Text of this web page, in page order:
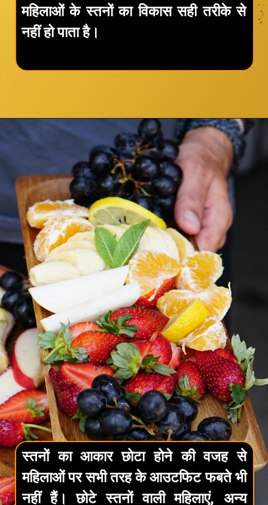
महिलाओं के स्तनों का विकास सही तरीके से
नहीं हो पाता है।
स्तनों का आकार छोटा होने की वजह से
महिलाओं पर सभी तरह के आउटफिट फबते भी
नहीं हैं। छोटे स्तनों वाली महिलाएं, अन्य